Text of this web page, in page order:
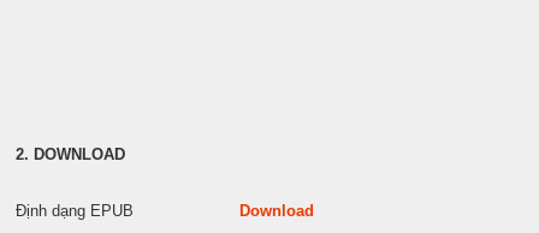
2. DOWNLOAD
Định dạng EPUB Download